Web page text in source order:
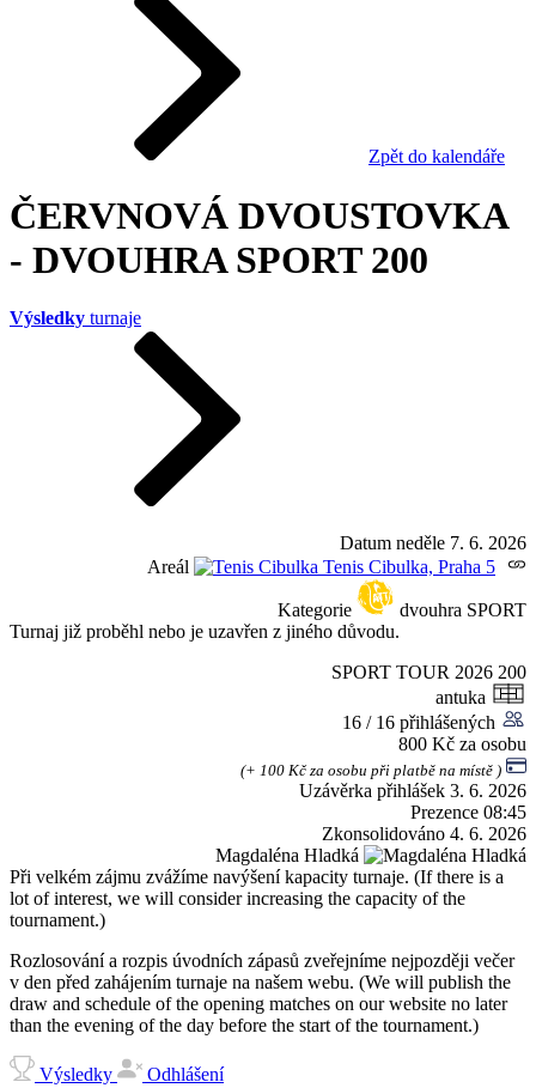
Zpět do kalendáře
ČERVNOVÁ DVOUSTOVKA
- DVOUHRA SPORT 200
Výsledky turnaje
Datum neděle 7. 6. 2026
Areál
Tenis Cibulka, Praha 5
Kategorie
dvouhra SPORT
Turnaj již proběhl nebo je uzavřen z jiného důvodu.
SPORT TOUR 2026 200
antuka
16 / 16 přihlášených
800 Kč za osobu
(+ 100 Kč za osobu při platbě na místě )
Uzávěrka přihlášek 3. 6. 2026
Prezence 08:45
Zkonsolidováno 4. 6. 2026
Magdaléna Hladká
Při velkém zájmu zvážíme navýšení kapacity turnaje. (If there is a
lot of interest, we will consider increasing the capacity of the
tournament.)
Rozlosování a rozpis úvodních zápasů zveřejníme nejpozději večer
v den před zahájením turnaje na našem webu. (We will publish the
draw and schedule of the opening matches on our website no later
than the evening of the day before the start of the tournament.)
Výsledky
Odhlášení